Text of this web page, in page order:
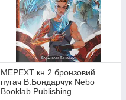
МЕРЕХТ кн.2 бронзовий
пугач В.Бондарчук Nebo
Booklab Publishing